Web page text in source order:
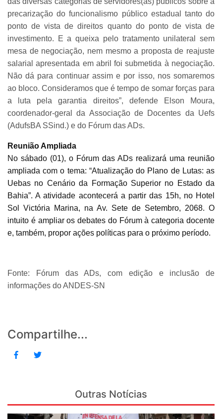
precarização do funcionalismo público estadual tanto do
ponto de vista de direitos quanto do ponto de vista de
investimento. E a queixa pelo tratamento unilateral sem
mesa de negociação, nem mesmo a proposta de reajuste
salarial apresentada em abril foi submetida à negociação.
Não dá para continuar assim e por isso, nos somaremos
ao bloco. Consideramos que é tempo de somar forças para
a luta pela garantia direitos”, defende Elson Moura,
coordenador-geral da Associação de Docentes da Uefs
(AdufsBA SSind.) e do Fórum das ADs.
Reunião Ampliada
No sábado (01), o Fórum das ADs realizará uma reunião
ampliada com o tema: “Atualização do Plano de Lutas: as
Uebas no Cenário da Formação Superior no Estado da
Bahia”. A atividade acontecerá a partir das 15h, no Hotel
Sol Victória Marina, na Av. Sete de Setembro, 2068. O
intuito é ampliar os debates do Fórum à categoria docente
e, também, propor ações políticas para o próximo período.
Fonte: Fórum das ADs, com edição e inclusão de
informações do ANDES-SN
Compartilhe...
Outras Notícias